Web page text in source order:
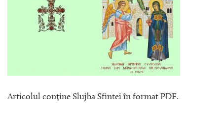
Articolul conține Slujba Sfintei în format PDF.